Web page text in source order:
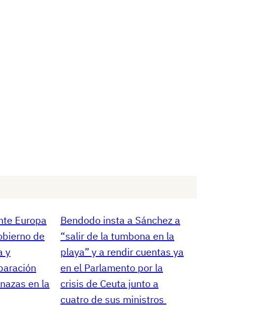
Europa
de
y
en la
Bendodo insta a Sánchez a
“salir de la tumbona en la
playa” y a rendir cuentas ya
en el Parlamento por la
crisis de Ceuta junto a
cuatro de sus ministros